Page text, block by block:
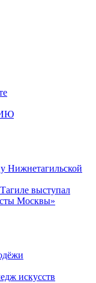
Нижнетагильской
выступал
Москвы»
искусств